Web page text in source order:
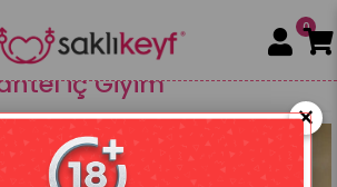
0
İç Giyim
iç Giyim
×